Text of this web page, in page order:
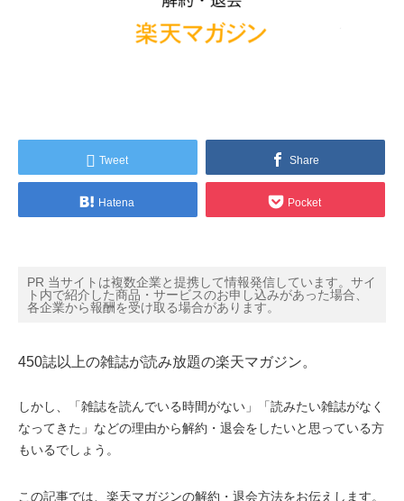
Tweet Share
Hatena Pocket
PR 当サイトは複数企業と提携して情報発信しています。サイ
ト内で紹介した商品・サービスのお申し込みがあった場合、
各企業から報酬を受け取る場合があります。
450誌以上の雑誌が読み放題の楽天マガジン。
しかし、「雑誌を読んでいる時間がない」「読みたい雑誌がなく
なってきた」などの理由から解約・退会をしたいと思っている方
もいるでしょう。
この記事では、楽天マガジンの解約・退会方法をお伝えします。